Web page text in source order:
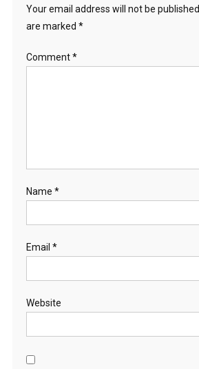
Your email address will not be published.
are marked *
Comment*
Name *
Email *
Website